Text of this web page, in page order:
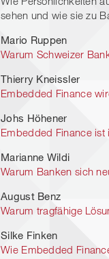
sehen und wie sie zu
Mario Ruppen
Warum Schweizer
Thierry Kneissler
Embedded Finance
Johs Höhener
Embedded Finance ist
Marianne Wildi
Warum Banken sich
August Benz
Warum tragfähige
Silke Finken
Wie Embedded